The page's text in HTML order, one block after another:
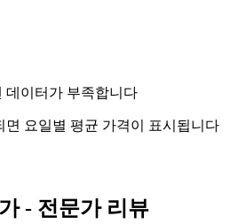
데이터가 부족합니다
면 요일별 평균 가격이 표시됩니다
- 전문가 리뷰